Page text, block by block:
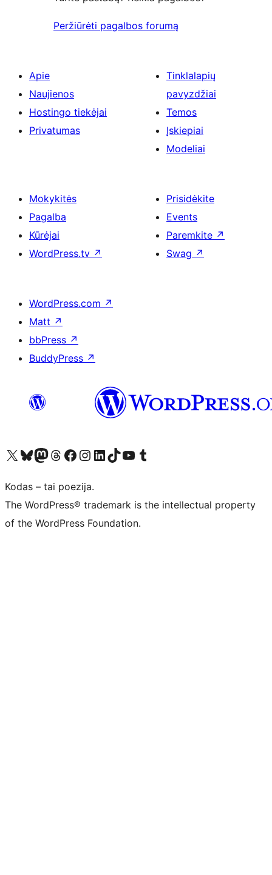
Peržiūrėti pagalbos forumą
Apie
Naujienos
Hostingo tiekėjai
Privatumas
Tinklalapių
pavyzdžiai
Temos
Įskiepiai
Modeliai
Mokykitės
Pagalba
Kūrėjai
WordPress.tv ↗
Prisidėkite
Events
Paremkite ↗
Swag ↗
WordPress.com ↗
Matt ↗
bbPress ↗
BuddyPress ↗
Visit our X (formerly Twitter) account
Apsilankykite mūsų Bluesky paskyroje
Visit our Mastodon account
Apsilankykite mūsų Threads paskyroje
Visit our Facebook page
Visit our Instagram account
Visit our LinkedIn account
Apsilankykite mūsų TikTok paskyroje
Visit our YouTube channel
Apsilankykite mūsų Tumblr paskyroje
Kodas – tai poezija.
The WordPress® trademark is the intellectual property
of the WordPress Foundation.